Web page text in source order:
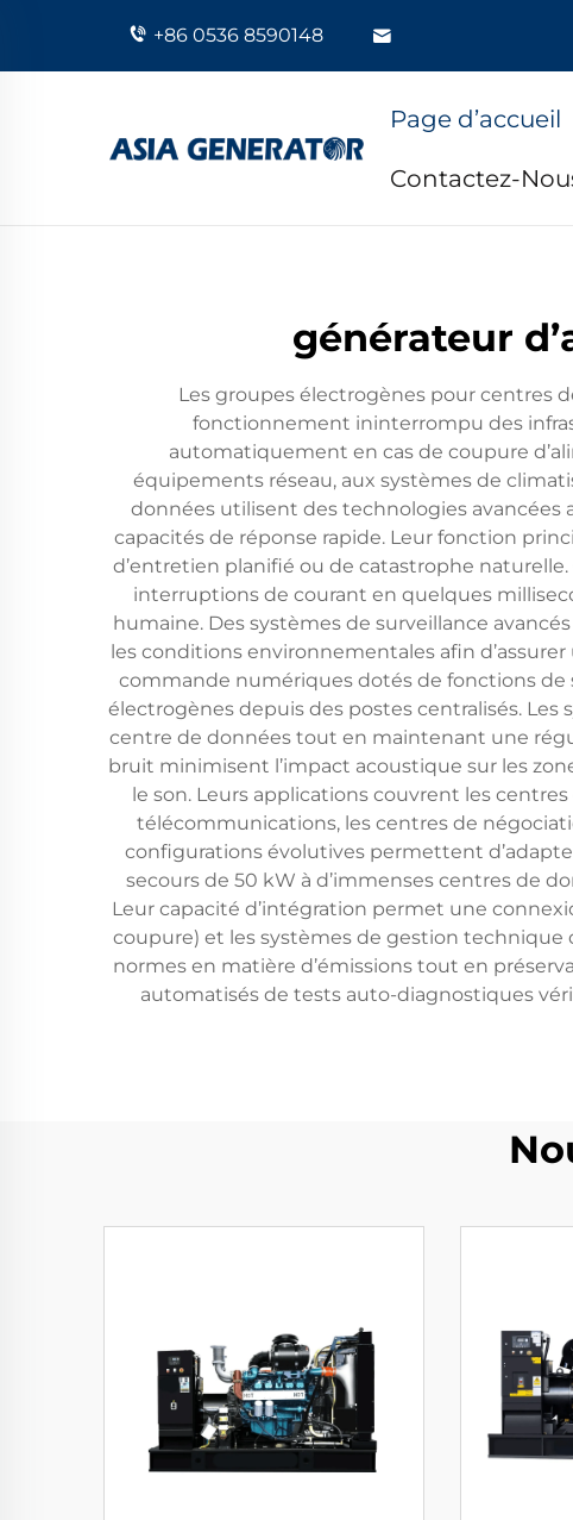
+86 0536 8590148
Page d’accueil
Contactez-
générateur
Les groupes électrogènes pour centres
fonctionnement ininterrompu des
automatiquement en cas de coupure
équipements réseau, aux systèmes de
données utilisent des technologies avancées
capacités de réponse rapide. Leur fonction
d’entretien planifié ou de catastrophe
interruptions de courant en quelques
humaine. Des systèmes de surveillance
les conditions environnementales afin
commande numériques dotés de fonctions de
électrogènes depuis des postes centralisés.
centre de données tout en maintenant une
bruit minimisent l’impact acoustique sur les
le son. Leurs applications couvrent les
télécommunications, les centres de
configurations évolutives permettent
secours de 50 kW à d’immenses centres de
Leur capacité d’intégration permet une
coupure) et les systèmes de gestion
normes en matière d’émissions tout en
automatisés de tests auto-diagnostiques